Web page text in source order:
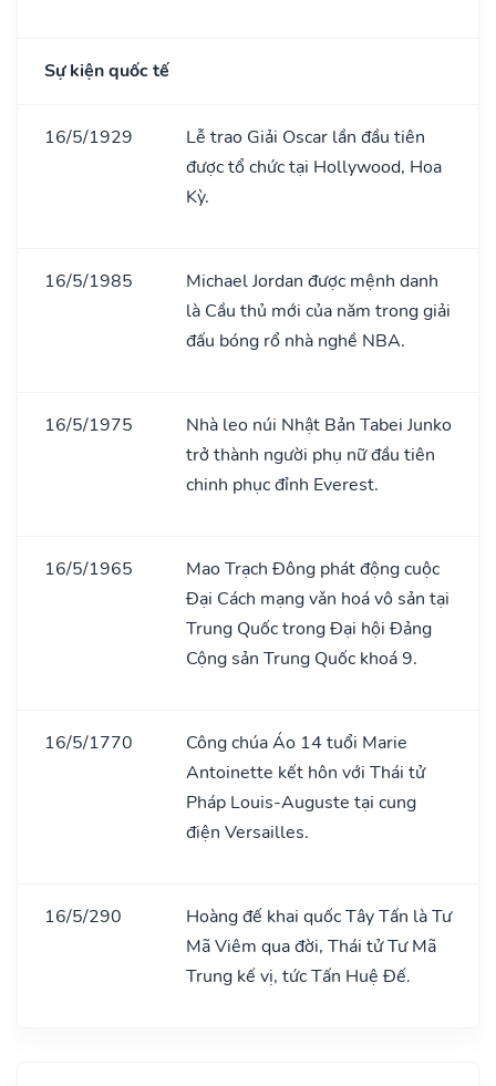
Sự kiện quốc tế
16/5/1929
Lễ trao Giải Oscar lần đầu tiên
được tổ chức tại Hollywood, Hoa
Kỳ.
16/5/1985
Michael Jordan được mệnh danh
là Cầu thủ mới của năm trong giải
đấu bóng rổ nhà nghề NBA.
16/5/1975
Nhà leo núi Nhật Bản Tabei Junko
trở thành người phụ nữ đầu tiên
chinh phục đỉnh Everest.
16/5/1965
Mao Trạch Đông phát động cuộc
Đại Cách mạng vǎn hoá vô sản tại
Trung Quốc trong Đại hội Đảng
Cộng sản Trung Quốc khoá 9.
16/5/1770
Công chúa Áo 14 tuổi Marie
Antoinette kết hôn với Thái tử
Pháp Louis-Auguste tại cung
điện Versailles.
16/5/290
Hoàng đế khai quốc Tây Tấn là Tư
Mã Viêm qua đời, Thái tử Tư Mã
Trung kế vị, tức Tấn Huệ Đế.